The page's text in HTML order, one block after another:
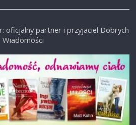
oficjalny partner i przyjaciel Dobrych
Wiadomości